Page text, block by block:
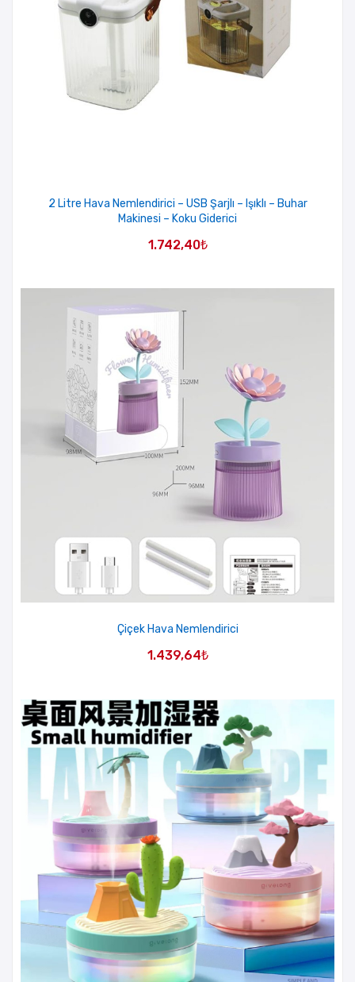
2 Litre Hava Nemlendirici – USB Şarjlı – Işıklı – Buhar
Makinesi – Koku Giderici
1.742,40₺
Çiçek Hava Nemlendirici
1.439,64₺